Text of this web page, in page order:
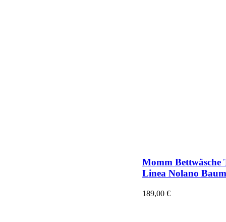
Momm Bettwäsche
Linea Nolano
189,00 €